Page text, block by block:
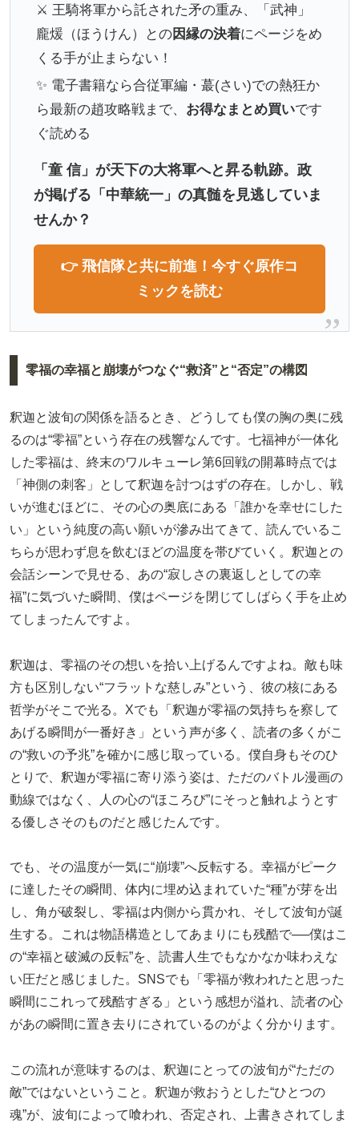
⚔ 王騎将軍から託された矛の重み、「武神」
龐煖（ほうけん）との因縁の決着にページをめ
くる手が止まらない！
✨ 電子書籍なら合従軍編・蕞(さい)での熱狂か
ら最新の趙攻略戦まで、 お得なまとめ買いです
ぐ読める
「童 信」が天下の大将軍へと昇る軌跡。政
が掲げる「中華統一」の真髄を見逃していま
せんか？
👉 飛信隊と共に前進！今すぐ原作コ
ミックを読む
零福の幸福と崩壊がつなぐ“救済”と“否定”の構図
釈迦と波旬の関係を語るとき、どうしても僕の胸の奥に残
るのは“零福”という存在の残響なんです。七福神が一体化
した零福は、終末のワルキューレ第6回戦の開幕時点では
「神側の刺客」として釈迦を討つはずの存在。しかし、戦
いが進むほどに、その心の奥底にある「誰かを幸せにした
い」という純度の高い願いが滲み出てきて、読んでいるこ
ちらが思わず息を飲むほどの温度を帯びていく。釈迦との
会話シーンで見せる、あの“寂しさの裏返しとしての幸
福”に気づいた瞬間、僕はページを閉じてしばらく手を止め
てしまったんですよ。
釈迦は、零福のその想いを拾い上げるんですよね。敵も味
方も区別しない“フラットな慈しみ”という、彼の核にある
哲学がそこで光る。Xでも「釈迦が零福の気持ちを察して
あげる瞬間が一番好き」という声が多く、読者の多くがこ
の“救いの予兆”を確かに感じ取っている。僕自身もそのひ
とりで、釈迦が零福に寄り添う姿は、ただのバトル漫画の
動線ではなく、人の心の“ほころび”にそっと触れようとす
る優しさそのものだと感じたんです。
でも、その温度が一気に“崩壊”へ反転する。幸福がピーク
に達したその瞬間、体内に埋め込まれていた“種”が芽を出
し、角が破裂し、零福は内側から貫かれ、そして波旬が誕
生する。これは物語構造としてあまりにも残酷で──僕はこ
の“幸福と破滅の反転”を、読書人生でもなかなか味わえな
い圧だと感じました。SNSでも「零福が救われたと思った
瞬間にこれって残酷すぎる」という感想が溢れ、読者の心
があの瞬間に置き去りにされているのがよく分かります。
この流れが意味するのは、釈迦にとっての波旬が“ただの
敵”ではないということ。釈迦が救おうとした“ひとつの
魂”が、波旬によって喰われ、否定され、上書きされてしま